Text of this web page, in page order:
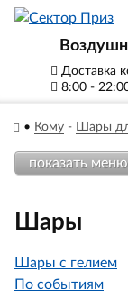
Доставка
8:00 -
• Кому- Шары
показать меню
Шары
Шары с гелием
По событиям